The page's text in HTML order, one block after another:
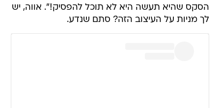
הסקס שהיא תעשה היא לא תוכל להפסיק!". אווה, יש
לך מניות על העיצוב הזה? סתם שנדע.